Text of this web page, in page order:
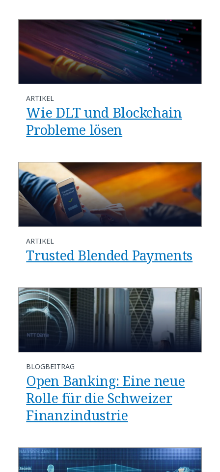
ARTIKEL
Wie DLT und Blockchain
Probleme lösen
ARTIKEL
Trusted Blended Payments
BLOGBEITRAG
Open Banking: Eine neue
Rolle für die Schweizer
Finanzindustrie